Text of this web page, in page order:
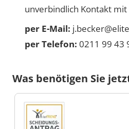
unverbindlich Kontakt mit
per E-Mail:
per Telefon: 0211 99 43
Was benötigen Sie